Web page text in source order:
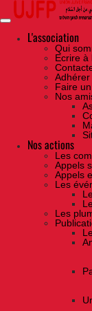
Skip
the
contentL'association
Qui
Ecrire à
Adhérer
Faire
Nos
Nos actions
Les
Appels
Appels
Les
Les